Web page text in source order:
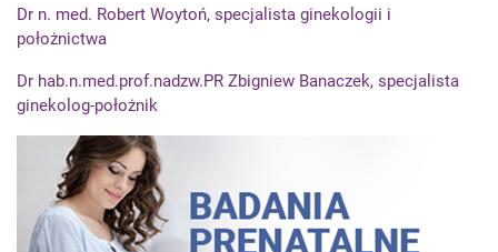
Dr n. med. Robert Woytoń, specjalista ginekologii i
położnictwa
Dr hab.n.med.prof.nadzw.PR Zbigniew Banaczek, specjalista
ginekolog-położnik